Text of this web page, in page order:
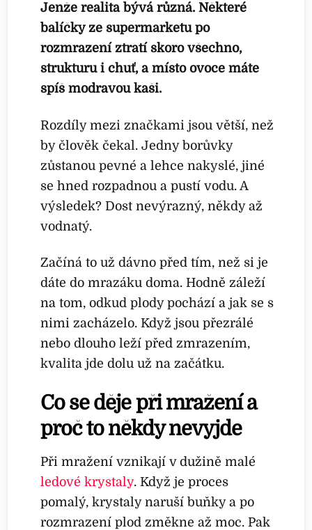
Jenže realita bývá různá. Některé
balíčky ze supermarketu po
rozmrazení ztratí skoro všechno,
strukturu i chuť, a místo ovoce máte
spíš modravou kaši.
Rozdíly mezi značkami jsou větší, než
by člověk čekal. Jedny borůvky
zůstanou pevné a lehce nakyslé, jiné
se hned rozpadnou a pustí vodu. A
výsledek? Dost nevýrazný, někdy až
vodnatý.
Začíná to už dávno před tím, než si je
dáte do mrazáku doma. Hodně záleží
na tom, odkud plody pochází a jak se s
nimi zacházelo. Když jsou přezrálé
nebo dlouho leží před zmrazením,
kvalita jde dolu už na začátku.
Co se děje při mražení a
proč to někdy nevyjde
Při mražení vznikají v dužině malé
ledové krystaly. Když je proces
pomalý, krystaly naruší buňky a po
rozmrazení plod změkne až moc. Pak